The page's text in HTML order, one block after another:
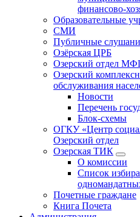
финансово-
Образовательные
СМИ
Публичные
Озёрская ЦРБ
Озерский отдел
Озерский
обслуживания
Новости
Перечень
Блок-схемы
ОГКУ «Центр
Озерский отдел
Озерская ТИК
О комиссии
Список
Почетные граждане
Книга Почета